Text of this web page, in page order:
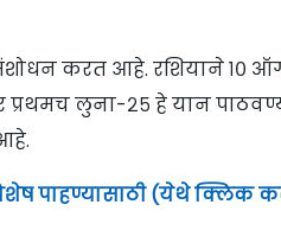
संशोधन करत आहे. रशियाने १०
प्रथमच लुना-२५ हे यान
पाहण्यासाठी (येथे क्लिक